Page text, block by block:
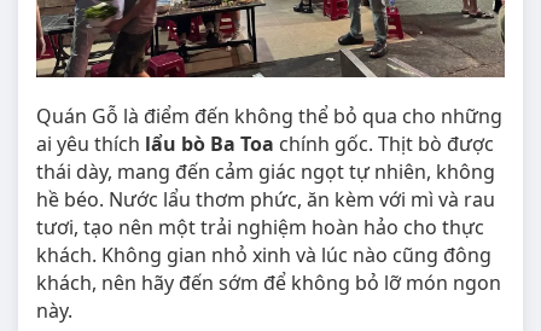
Quán Gỗ là điểm đến không thể bỏ qua cho những
ai yêu thích lẩu bò Ba Toa chính gốc. Thịt bò được
thái dày, mang đến cảm giác ngọt tự nhiên, không
hề béo. Nước lẩu thơm phức, ăn kèm với mì và rau
tươi, tạo nên một trải nghiệm hoàn hảo cho thực
khách. Không gian nhỏ xinh và lúc nào cũng đông
khách, nên hãy đến sớm để không bỏ lỡ món ngon
này.